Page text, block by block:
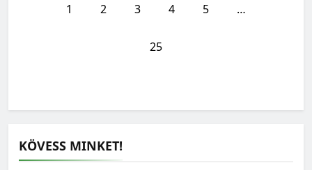
1 2 3 4 5 …
25
KÖVESS MINKET!